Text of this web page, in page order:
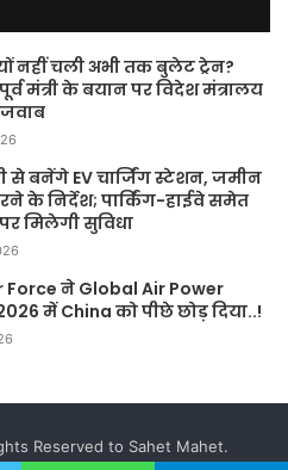
नहीं चली अभी तक बुलेट ट्रेन?
मंत्री के बयान पर विदेश मंत्रालय
से बनेंगे EV चार्जिंग स्टेशन, जमीन
के निर्देश; पार्किंग-हाईवे समेत
मिलेगी सुविधा
Force ने Global Air Power
में China को पीछे छोड़ दिया..!
Reserved to Sahet Mahet.